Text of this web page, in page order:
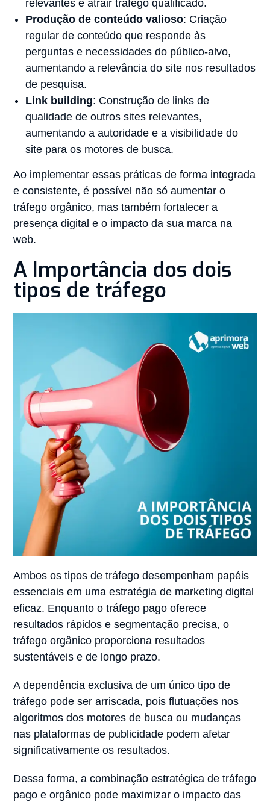
relevantes e atrair tráfego qualificado.
Produção de conteúdo valioso: Criação
regular de conteúdo que responde às
perguntas e necessidades do público-alvo,
aumentando a relevância do site nos resultados
de pesquisa.
Link building: Construção de links de
qualidade de outros sites relevantes,
aumentando a autoridade e a visibilidade do
site para os motores de busca.
Ao implementar essas práticas de forma integrada
e consistente, é possível não só aumentar o
tráfego orgânico, mas também fortalecer a
presença digital e o impacto da sua marca na
web.
A Importância dos dois
tipos de tráfego
Ambos os tipos de tráfego desempenham papéis
essenciais em uma estratégia de marketing digital
eficaz. Enquanto o tráfego pago oferece
resultados rápidos e segmentação precisa, o
tráfego orgânico proporciona resultados
sustentáveis e de longo prazo.
A dependência exclusiva de um único tipo de
tráfego pode ser arriscada, pois flutuações nos
algoritmos dos motores de busca ou mudanças
nas plataformas de publicidade podem afetar
significativamente os resultados.
Dessa forma, a combinação estratégica de tráfego
pago e orgânico pode maximizar o impacto das